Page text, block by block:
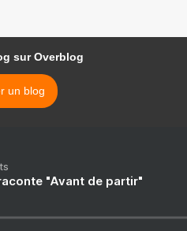
sur Overblog
un blog
"Avant de partir"